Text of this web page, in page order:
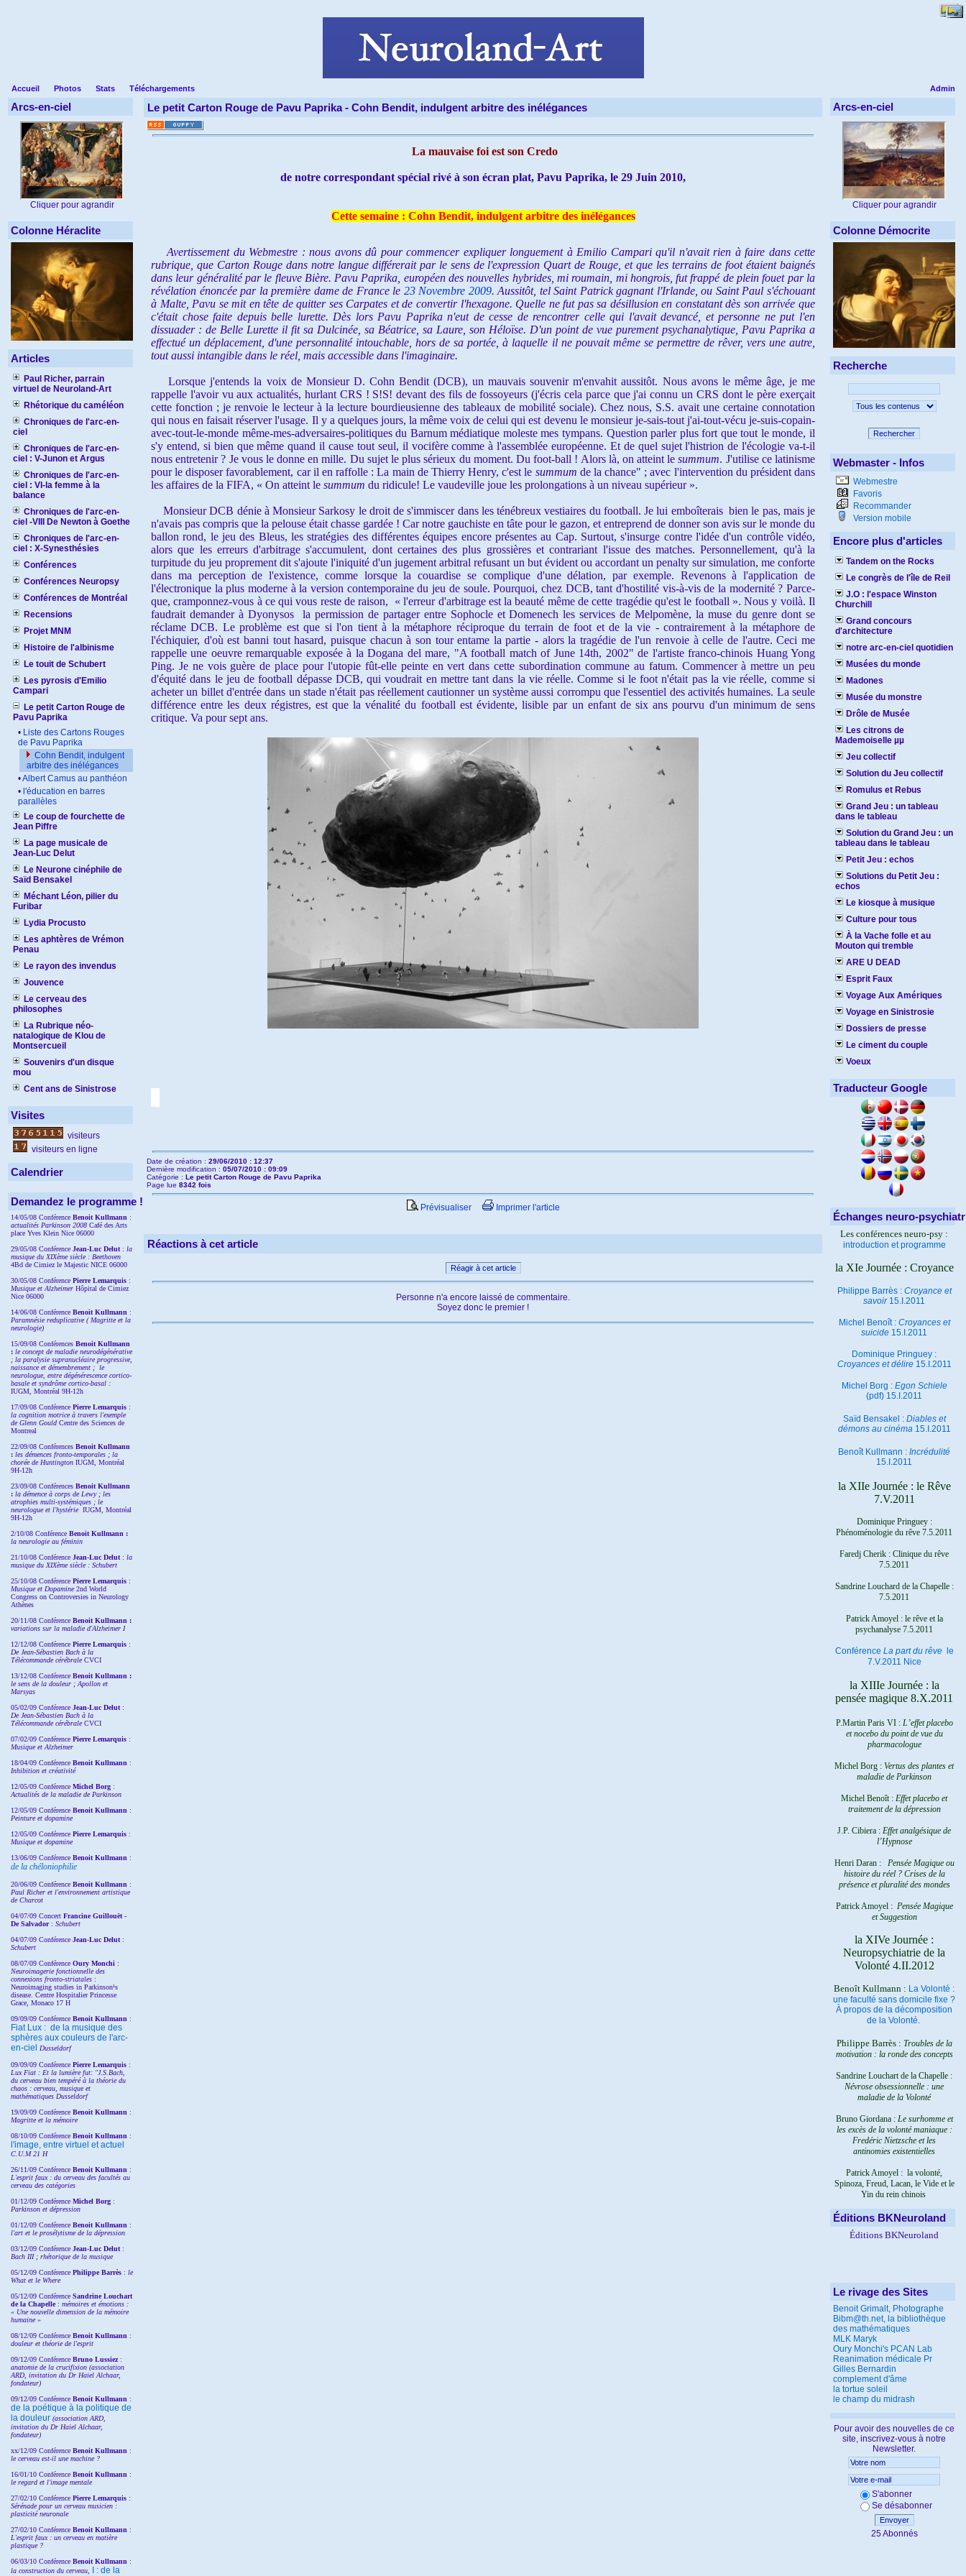
Admin
Accueil Photos Stats Téléchargements
Arcs-en-ciel
Cliquer pour agrandir
Colonne Héraclite
Articles
Paul Richer, parrain
virtuel de Neuroland-Art
Rhétorique du caméléon
Chroniques de l'arc-en-
ciel
Chroniques de l'arc-en-
ciel : V-Junon et Argus
Chroniques de l'arc-en-
ciel : VI-la femme à la
balance
Chroniques de l'arc-en-
ciel -VIII De Newton à Goethe
Chroniques de l'arc-en-
ciel : X-Synesthésies
Conférences
Conférences Neuropsy
Conférences de Montréal
Recensions
Projet MNM
Histoire de l'albinisme
Le touit de Schubert
Les pyrosis d'Emilio
Campari
Le petit Carton Rouge de
Pavu Paprika
• Liste des Cartons Rouges
de Pavu Paprika
Cohn Bendit, indulgent
arbitre des inélégances
•Albert Camus au panthéon
• l'éducation en barres
parallèles
Le coup de fourchette de
Jean Piffre
La page musicale de
Jean-Luc Delut
Le Neurone cinéphile de
Saïd Bensakel
Méchant Léon, pilier du
Furibar
Lydia Procusto
Les aphtères de Vrémon
Penau
Le rayon des invendus
Jouvence
Le cerveau des
philosophes
La Rubrique néo-
natalogique de Klou de
Montsercueil
Souvenirs d'un disque
mou
Cent ans de Sinistrose
Visites
visiteurs
visiteurs en ligne
Calendrier
Demandez le programme !
14/05/08 Conférence Benoit Kullmann :
actualités Parkinson 2008 Café des Arts
place Yves Klein Nice 06000
29/05/08 Conférence Jean-Luc Delut : la
musique du XIXème siècle : Beethoven
4Bd de Cimiez le Majestic NICE 06000
30/05/08 Conférence Pierre Lemarquis :
Musique et Alzheimer Hôpital de Cimiez
Nice 06000
14/06/08 Conférence Benoit Kullmann :
Paramnésie reduplicative ( Magritte et la
neurologie)
15/09/08 Conférences Benoit Kullmann
: le concept de maladie neurodégénérative
; la paralysie supranucléaire progressive,
naissance et démembrement ; le
neurologue, entre dégénérescence cortico-
basale et syndrôme cortico-basal :
IUGM, Montréal 9H-12h
17/09/08 Conférence Pierre Lemarquis :
la cognition motrice à travers l'exemple
de Glenn Gould Centre des Sciences de
Montreal
22/09/08 Conférences Benoit Kullmann
: les démences fronto-temporales ; la
chorée de Huntington IUGM, Montréal
9H-12h
23/09/08 Conférences Benoit Kullmann
: la démence à corps de Lewy ; les
atrophies multi-systémiques ; le
neurologue et l'hystérie IUGM, Montréal
9H-12h
2/10/08 Conférence Benoit Kullmann :
la neurologie au féminin
21/10/08 Conférence Jean-Luc Delut : la
musique du XIXème siècle : Schubert
25/10/08 Conférence Pierre Lemarquis :
Musique et Dopamine2nd World
Congress on Controversies in Neurology
Athènes
20/11/08 Conférence Benoit Kullmann :
variations sur la maladie d'Alzheimer I
12/12/08 Conférence Pierre Lemarquis :
De Jean-Sébastien Bach à la
Télécommande cérébraleCVCI
13/12/08 Conférence Benoit Kullmann :
le sens de la douleur ; Apollon et
Marsyas
05/02/09 Conférence Jean-Luc Delut :
De Jean-Sébastien Bach à la
Télécommande cérébraleCVCI
07/02/09 Conférence Pierre Lemarquis :
Musique et Alzheimer
18/04/09 Conférence Benoit Kullmann :
Inhibition et créativité
12/05/09 Conférence Michel Borg :
Actualités de la maladie de Parkinson
12/05/09 Conférence Benoit Kullmann :
Peinture et dopamine
12/05/09 Conférence Pierre Lemarquis :
Musique et dopamine
13/06/09 Conférence Benoit Kullmann :
de la chéloniophilie
20/06/09 Conférence Benoit Kullmann :
Paul Richer et l'environnement artistique
de Charcot
04/07/09 Concert Francine Guillouët -
De Salvador : Schubert
04/07/09 Conférence Jean-Luc Delut :
Schubert
08/07/09 Conférence Oury Monchi :
Neuroimagerie fonctionnelle des
connexions fronto-striatales :
Neuroimaging studies in Parkinson¹s
disease. Centre Hospitalier Princesse
Grace, Monaco 17 H
09/09/09 Conférence Benoit Kullmann :
Fiat Lux : de la musique des
sphères aux couleurs de l'arc-
en-ciel
Dusseldorf
09/09/09 Conférence Pierre Lemarquis :
Lux Fiat : Et la lumière fut: "J.S.Bach,
du cerveau bien tempéré à la théorie du
chaos : cerveau, musique et
mathématiques Dusseldorf
19/09/09 Conférence Benoit Kullmann :
Magritte et la mémoire
08/10/09 Conférence Benoit Kullmann :
l'image, entre virtuel et actuel
C.U.M 21 H
26/11/09 Conférence Benoit Kullmann :
L'esprit faux : du cerveau des facultés au
cerveau des catégories
01/12/09 Conférence Michel Borg :
Parkinson et dépression
01/12/09 Conférence Benoit Kullmann :
l'art et le prosélytisme de la dépression
03/12/09 Conférence Jean-Luc Delut :
Bach III ; rhétorique de la musique
05/12/09 Conférence Philippe Barrès : le
What et le Where
05/12/09 Conférence SandrineLouchart
de la Chapelle: mémoires et émotions :
« Une nouvelle dimension de la mémoire
humaine »
08/12/09 Conférence Benoit Kullmann :
douleur et théorie de l'esprit
09/12/09 Conférence Bruno Lussiez :
anatomie de la crucifixion (association
ARD, invitation du Dr Haiel Alchaar,
fondateur)
09/12/09 Conférence Benoit Kullmann :
de la poétique à la politique de
la douleur (association ARD,
invitation du Dr Haiel Alchaar,
fondateur)
xx/12/09 Conférence Benoit Kullmann :
le cerveau est-il une machine ?
16/01/10 Conférence Benoit Kullmann :
le regard et l'image mentale
27/02/10 Conférence Pierre Lemarquis :
Sérénade pour un cerveau musicien :
plasticité neuronale
27/02/10 Conférence Benoit Kullmann :
L'esprit faux : un cerveau en matière
plastique ?
06/03/10 Conférence Benoit Kullmann :
la construction du cerveau,
I : de la
Le petit Carton Rouge de Pavu Paprika - Cohn Bendit, indulgent arbitre des inélégances
La mauvaise foi est son Credo
de notre correspondant spécial rivé à son écran plat, Pavu Paprika, le 29 Juin 2010,
Cette semaine : Cohn Bendit, indulgent arbitre des inélégances
Avertissement du Webmestre : nous avons dû pour commencer expliquer longuement à Emilio Campari qu'il n'avait rien à faire dans cette
rubrique, que Carton Rouge dans notre langue différerait par le sens de l'expression Quart de Rouge, et que les terrains de foot étaient baignés
dans leur généralité par le fleuve Bière. Pavu Paprika, européen des nouvelles hybrides, mi roumain, mi hongrois, fut frappé de plein fouet par la
révélation énoncée par la première dame de France le 23 Novembre 2009. Aussitôt, tel Saint Patrick gagnant l'Irlande, ou Saint Paul s'échouant
à Malte, Pavu se mit en tête de quitter ses Carpates et de convertir l'hexagone. Quelle ne fut pas sa désillusion en constatant dès son arrivée que
c'était chose faite depuis belle lurette. Dès lors Pavu Paprika n'eut de cesse de rencontrer celle qui l'avait devancé, et personne ne put l'en
dissuader : de Belle Lurette il fit sa Dulcinée, sa Béatrice, sa Laure, son Héloïse. D'un point de vue purement psychanalytique, Pavu Paprika a
effectué un déplacement, d'une personnalité intouchable, hors de sa portée, à laquelle il ne pouvait même se permettre de rêver, vers une autre,
tout aussi intangible dans le réel, mais accessible dans l'imaginaire.
Lorsque j'entends la voix de Monsieur D. Cohn Bendit (DCB), un mauvais souvenir m'envahit aussitôt. Nous avons le même âge, je me
rappelle l'avoir vu aux actualités, hurlant CRS ! S!S! devant des fils de fossoyeurs (j'écris cela parce que j'ai connu un CRS dont le père exerçait
cette fonction ; je renvoie le lecteur à la lecture bourdieusienne des tableaux de mobilité sociale). Chez nous, S.S. avait une certaine connotation
qui nous en faisait réserver l'usage. Il y a quelques jours, la même voix de celui qui est devenu le monsieur je-sais-tout j'ai-tout-vécu je-suis-copain-
avec-tout-le-monde même-mes-adversaires-politiques du Barnum médiatique moleste mes tympans. Question parler plus fort que tout le monde, il
s'y entend, si bien que même quand il cause tout seul, il vocifère comme à l'assemblée européenne. Et de quel sujet l'histrion de l'écologie va-t-il
nous entretenir ? Je vous le donne en mille. Du sujet le plus sérieux du moment. Du foot-ball ! Alors là, on atteint lesummum. J'utilise ce latinisme
pour le disposer favorablement, car il en raffolle : La main de Thierry Henry, c'est le summum de la chance" ; avec l'intervention du président dans
les affaires de la FIFA, « On atteint le summum du ridicule! Le vaudeville joue les prolongations à un niveau supérieur ».
Monsieur DCB dénie à Monsieur Sarkosy le droit de s'immiscer dans les ténébreux vestiaires du football. Je lui emboîterais bien le pas, mais je
n'avais pas compris que la pelouse était chasse gardée ! Car notre gauchiste en tâte pour le gazon, et entreprend de donner son avis sur le monde du
ballon rond, le jeu des Bleus, les stratégies des différentes équipes encore présentes au Cap. Surtout, s'insurge contre l'idée d'un contrôle vidéo,
alors que les erreurs d'arbitrage s'accumulent, dont certaines des plus grossières et contrariant l'issue des matches. Personnellement, qu'à la
turpitude du jeu proprement dit s'ajoute l'iniquité d'un jugement arbitral refusant un but évident ou accordant un penalty sur simulation, me conforte
dans ma perception de l'existence, comme lorsque la couardise se complique d'une délation, par exemple. Revenons à l'application de
l'électronique la plus moderne à la version contemporaine du jeu de soule. Pourquoi, chez DCB, tant d'hostilité vis-à-vis de la modernité ? Parce-
que, cramponnez-vous à ce qui vous reste de raison, «l'erreur d'arbitrage est la beauté même de cette tragédie qu'est le football ». Nous y voilà. Il
faudrait demander à Dyonysos la permission de partager entre Sophocle et Domenechles services de Melpomène, la muse du genre dont se
réclame DCB. Le problème est que si l'on tient à la métaphore réciproque du terrain de foot et de la vie - contrairement à la métaphore de
l'échiquier, d'où est banni tout hasard, puisque chacun à son tour entame la partie - alors la tragédie de l'un renvoie à celle de l'autre. Ceci me
rappelle une oeuvre remarquable exposée à la Dogana del mare, "A football match of June 14th, 2002" de l'artiste franco-chinois Huang Yong
Ping. Je ne vois guère de place pour l'utopie fût-elle peinte en vert dans cette subordination commune au fatum. Commencer à mettre un peu
d'équité dans le jeu de football dépasse DCB, qui voudrait en mettre tant dans la vie réelle. Comme si le foot n'était pas la vie réelle, comme si
acheter un billet d'entrée dans un stade n'était pas réellement cautionner un système aussi corrompu que l'essentiel des activités humaines. La seule
différence entre les deux régistres, est que la vénalité du football est évidente, lisible par un enfant de six ans pourvu d'un minimum de sens
critique. Va pour sept ans.
Date de création : 29/06/2010 : 12:37
Dernière modification : 05/07/2010 : 09:09
Catégorie : Le petit Carton Rouge de Pavu Paprika
Page lue 8342 fois
Prévisualiser Imprimer l'article
Réactions à cet article
Réagir à cet article
Personne n'a encore laissé de commentaire.
Soyez donc le premier !
Arcs-en-ciel
Cliquer pour agrandir
Colonne Démocrite
Recherche
Rechercher
Webmaster - Infos
Webmestre
Favoris
Recommander
Version mobile
Encore plus d'articles
Tandem on the Rocks
Le congrès de l'île de Reil
J.O : l'espace Winston
Churchill
Grand concours
d'architecture
notre arc-en-ciel quotidien
Musées du monde
Madones
Musée du monstre
Drôle de Musée
Les citrons de
Mademoiselle µµ
Jeu collectif
Solution du Jeu collectif
Romulus et Rebus
Grand Jeu : un tableau
dans le tableau
Solution du Grand Jeu : un
tableau dans le tableau
Petit Jeu : echos
Solutions du Petit Jeu :
echos
Le kiosque à musique
Culture pour tous
À la Vache folle et au
Mouton qui tremble
ARE U DEAD
Esprit Faux
Voyage Aux Amériques
Voyage en Sinistrosie
Dossiers de presse
Le ciment du couple
Voeux
Traducteur Google
Échanges neuro-
Les conférences neuro-psy :
introduction et programme
la XIe Journée : Croyance
Philippe Barrès : Croyance et
savoir15.I.2011
Michel Benoît : Croyances et
suicide 15.I.2011
Dominique Pringuey :
Croyances et délire15.I.2011
Michel Borg : Egon Schiele
(pdf) 15.I.2011
Saïd Bensakel : Diables et
démons au cinéma 15.I.2011
Benoît Kullmann : Incrédulité
15.I.2011
la XIIe Journée : le Rêve
7.V.2011
Dominique Pringuey :
Phénoménologie du rêve 7.5.2011
Faredj Cherik : Clinique du rêve
7.5.2011
Sandrine Louchard de la Chapelle :
7.5.2011
Patrick Amoyel : le rêve et la
psychanalyse 7.5.2011
Conférence La part du rêve
le
7.V.2011 Nice
la XIIIe Journée : la
pensée magique 8.X.2011
P.Martin Paris VI : L’effet placebo
et nocebo du point de vue du
pharmacologue
Michel Borg : Vertus des plantes et
maladie de Parkinson
Michel Benoît : Effet placebo et
traitement de la dépression
J.P. Cibiera : Effet analgésique de
l’Hypnose
Henri Daran : Pensée Magique ou
histoire du réel ?Crises de la
présence et pluralité des mondes
Patrick Amoyel : Pensée Magique
et Suggestion
la XIVe Journée :
Neuropsychiatrie de la
Volonté 4.II.2012
Benoît Kullmann : La Volonté :
une faculté sans domicile fixe ?
À propos de la décomposition
de la Volonté.
Philippe Barrès : Troubles de la
motivation : la ronde des concepts
Sandrine Louchart de la Chapelle :
Névrose obsessionnelle : une
maladie de la Volonté
Bruno Giordana : Le surhomme et
les excès de la volonté maniaque :
Fredéric Nietzsche et les
antinomies existentielles
Patrick Amoyel : la volonté,
Spinoza, Freud, Lacan, le Vide et le
Yin du rein chinois
Éditions BKNeuroland
Éditions BKNeuroland
Le rivage des Sites
Benoit Grimalt, Photographe
Bibm@th.net, la bibliothèque
des mathématiques
MLK Maryk
Oury Monchi's PCAN Lab
Reanimation médicale Pr
Gilles Bernardin
complement d'âme
la tortue soleil
le champ du midrash
Pour avoir des nouvelles de ce
site, inscrivez-vous à notre
Newsletter.
S'abonner
Se désabonner
Envoyer
25 Abonnés